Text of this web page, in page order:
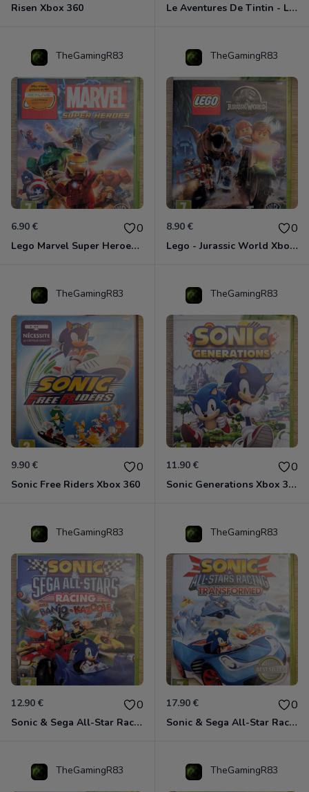
Risen Xbox 360 Le Aventures De Tintin - Le Secret De La Licorne Xbox 360
TheGamingR83
6.90 € 0
Lego Marvel Super Heroes Xbox 360
TheGamingR83
8.90 € 0
Lego - Jurassic World Xbox 360
TheGamingR83
9.90 € 0
Sonic Free Riders Xbox 360
TheGamingR83
11.90 € 0
Sonic Generations Xbox 360
TheGamingR83
12.90 € 0
Sonic & Sega All-Star Racing avec Banjo-Kazooie Xbox 360
TheGamingR83
17.90 € 0
Sonic & Sega All-Star Racing - Transformed Xbox 360
TheGamingR83 TheGamingR83